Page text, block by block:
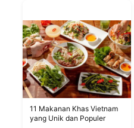
11 Makanan Khas Vietnam
yang Unik dan Populer